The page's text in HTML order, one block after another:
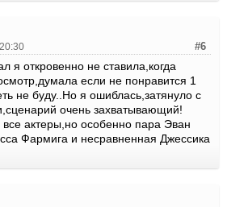
#6
я откровенно не ставила,когда
если не понравится 1
не буду..Но я ошиблась,затянуло с
очень захватывающий!
актеры,но особенно пара Эван
Фармига и несравненная Джессика